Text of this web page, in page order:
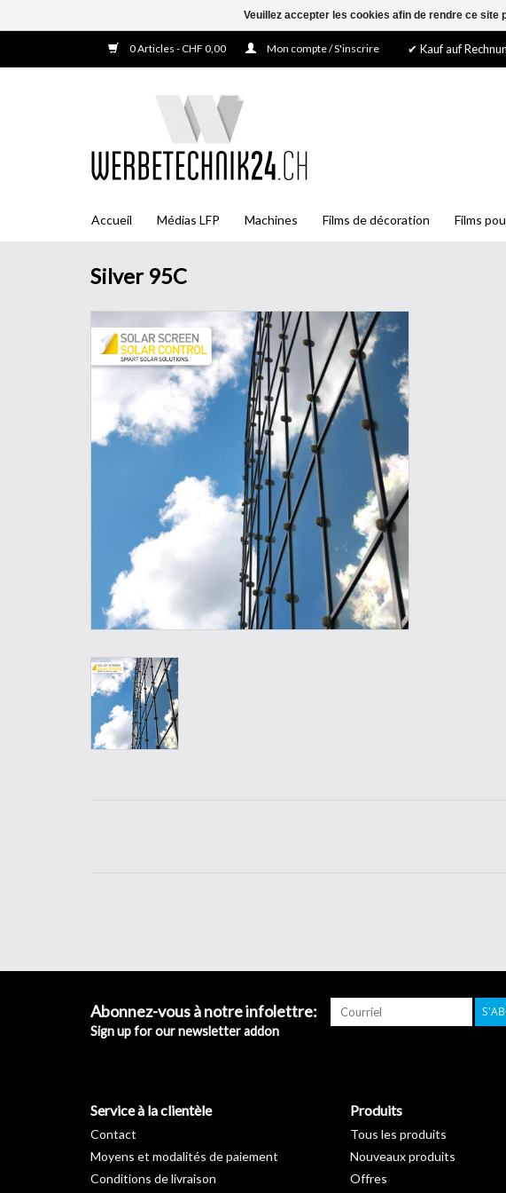
0 Articles - CHF 0,00 Mon compte / S'inscrire ✔ Kauf auf
Accueil Médias LFP Machines Films de décoration Films
Silver 95C
Abonnez-vous à notre infolettre:
Sign up for our newsletter addon
Service à la clientèle
Contact
Moyens et modalités de paiement
Conditions de livraison
Produits
Tous les produits
Nouveaux produits
Offres
Veuillez accepter les cookies afin de rendre ce site